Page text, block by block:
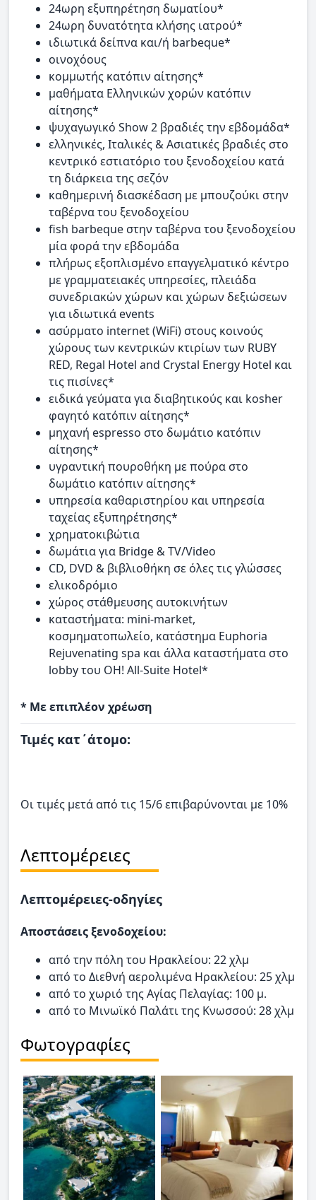
24ωρη εξυπηρέτηση δωματίου*
24ωρη δυνατότητα κλήσης ιατρού*
ιδιωτικά δείπνα και/ή barbeque*
οινοχόους
κομμωτής κατόπιν αίτησης*
μαθήματα Ελληνικών χορών κατόπιν
αίτησης*
ψυχαγωγικό Show 2 βραδιές την εβδομάδα*
ελληνικές, Ιταλικές & Ασιατικές βραδιές στο
κεντρικό εστιατόριο του ξενοδοχείου κατά
τη διάρκεια της σεζόν
καθημερινή διασκέδαση με μπουζούκι στην
ταβέρνα του ξενοδοχείου
fish barbeque στην ταβέρνα του ξενοδοχείου
μία φορά την εβδομάδα
πλήρως εξοπλισμένο επαγγελματικό κέντρο
με γραμματειακές υπηρεσίες, πλειάδα
συνεδριακών χώρων και χώρων δεξιώσεων
για ιδιωτικά events
ασύρματο internet (WiFi) στους κοινούς
χώρους των κεντρικών κτιρίων των RUBY
RED, Regal Hotel and Crystal Energy Hotel και
τις πισίνες*
ειδικά γεύματα για διαβητικούς και kosher
φαγητό κατόπιν αίτησης*
μηχανή espresso στο δωμάτιο κατόπιν
αίτησης*
υγραντική πουροθήκη με πούρα στο
δωμάτιο κατόπιν αίτησης*
υπηρεσία καθαριστηρίου και υπηρεσία
ταχείας εξυπηρέτησης*
χρηματοκιβώτια
δωμάτια για Bridge & TV/Video
CD, DVD & βιβλιοθήκη σε όλες τις γλώσσες
ελικοδρόμιο
χώρος στάθμευσης αυτοκινήτων
καταστήματα: mini-market,
κοσμηματοπωλείο, κατάστημα Euphoria
Rejuvenating spa και άλλα καταστήματα στο
lobby του OH! All-Suite Hotel*
* Με επιπλέον χρέωση
Τιμές κατ΄άτομο:
Οι τιμές μετά από τις 15/6 επιβαρύνονται με 10%
Λεπτομέρειες
Λεπτομέρειες-οδηγίες
Αποστάσεις ξενοδοχείου:
από την πόλη του Ηρακλείου: 22 χλμ
από το Διεθνή αερολιμένα Ηρακλείου: 25 χλμ
από το χωριό της Αγίας Πελαγίας: 100 μ.
από το Μινωϊκό Παλάτι της Κνωσσού: 28 χλμ
Φωτογραφίες